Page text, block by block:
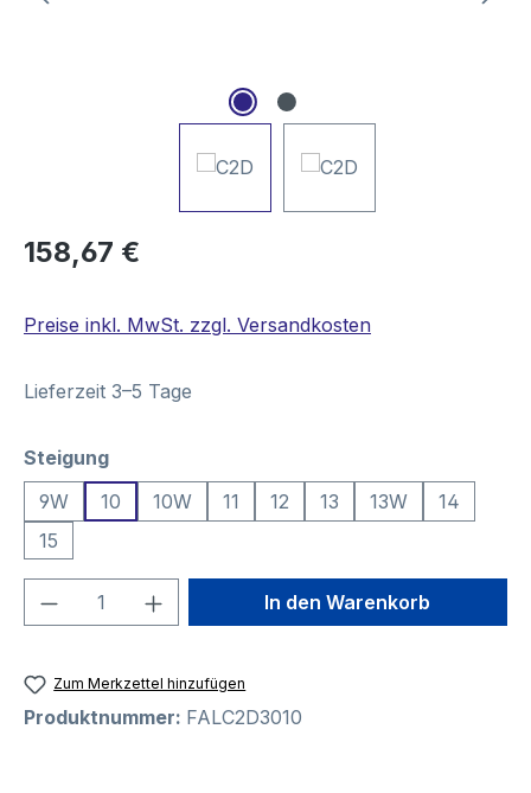
Regulärer Preis:
158,67 €
Preise inkl. MwSt. zzgl. Versandkosten
Lieferzeit 3–5 Tage
Steigungauswählen
9W
10 10W 11 12 13 13W
14
15
Produkt Anzahl: Gib denIn den Warenkorb
Zum Merkzettel hinzufügen
Produktnummer: FALC2D3010